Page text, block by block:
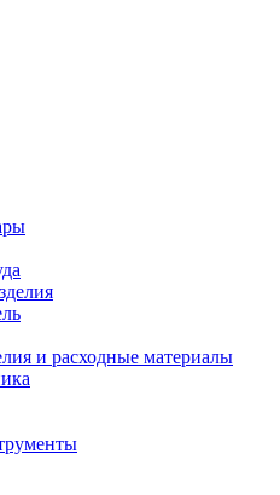
и расходные материалы